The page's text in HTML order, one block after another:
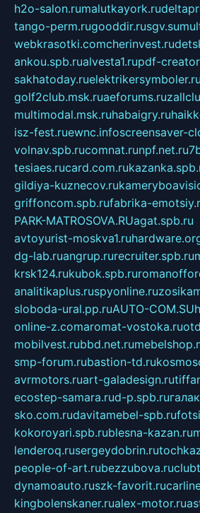
h2o-salon.rumalutkayork.ru
tango-perm.rugooddir.rusgv.su
webkrasotki.comcherinvest.ru
ankou.spb.rualvesta1.rupdf-
sakhatoday.ruelektrikersymboler.ru
golf2club.msk.ruaeforums.ru
multimodal.msk.ruhabaigry.ru
isz-fest.ruewnc.infoscreensaver-
volnav.spb.rucomnat.runpf.net.ru
tesiaes.rucard.com.ru
gildiya-kuznecov.ru
griffoncom.spb.rufabrika-
PARK-MATROSOVA.RUagat.spb.ru
avtoyurist-moskva1.ru
dg-lab.ruangrup.rurecruiter.spb.ru
krsk124.rukubok.spb.ru
analitikaplus.ruspyonline.ru
sloboda-ural.pp.ruAUTO-COM.SU
online-z.comaromat-vostoka.ru
mobilvest.rubbd.net.ru
smp-forum.rubastion-td.ru
avrmotors.ruart-galadesign.ru
ecostep-samara.rud-p.spb.ru
sko.com.rudavitamebel-spb.ru
kokoroyari.spb.rublesna-kazan.ru
lenderoq.rusergeydobrin.ru
people-of-art.rubezzubova.ru
dynamoauto.ruszk-favorit.ru
kingbolenskaner.rualex-motor.ru